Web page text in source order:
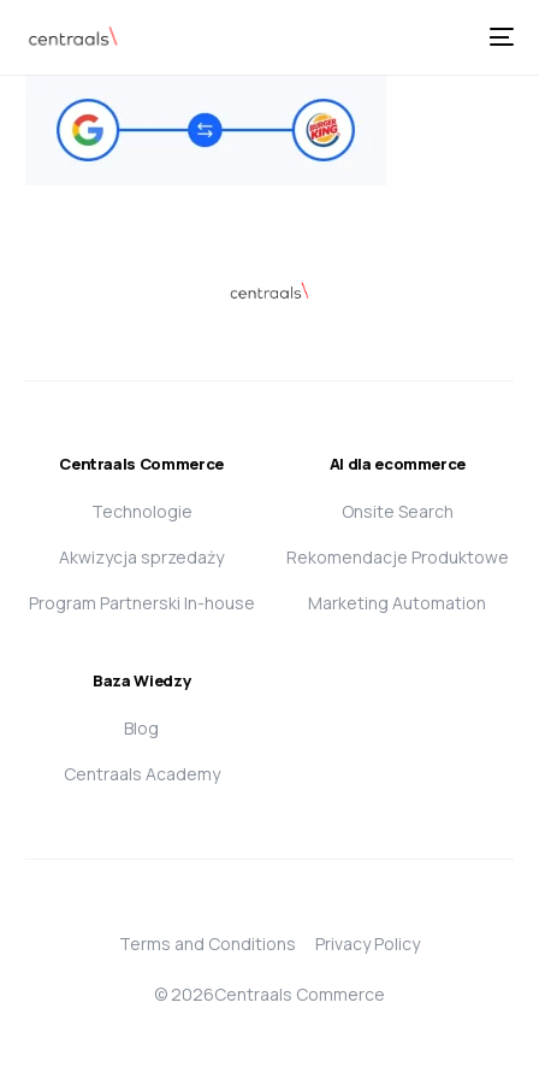
Centraals Commerce
Technologie
Akwizycja sprzedaży
Program Partnerski In-house
AI dla ecommerce
Onsite Search
Rekomendacje Produktowe
Marketing Automation
Baza Wiedzy
Blog
Centraals Academy
© 2026Centraals Commerce
Terms and Conditions Privacy Policy